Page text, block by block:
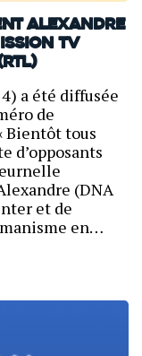
Alexandre
TV
a été diffusée
de
Bientôt tous
d’opposants
(DNA
et de
en…